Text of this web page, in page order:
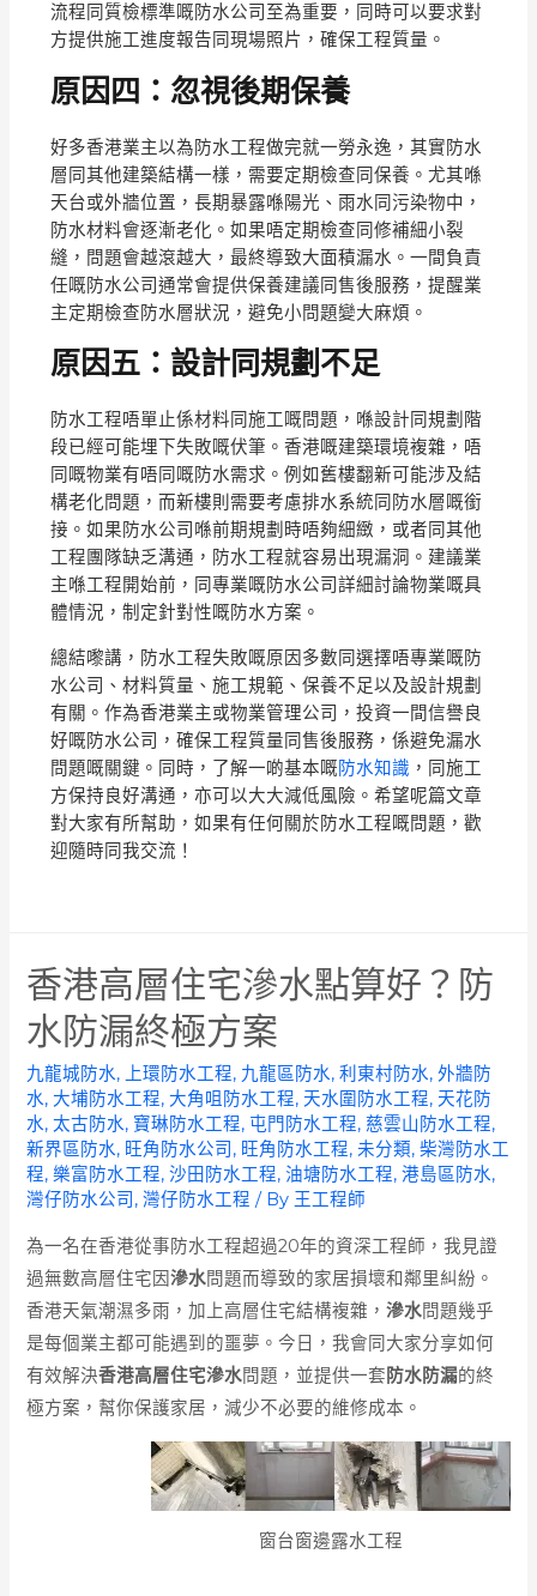
流程同質檢標準嘅防水公司至為重要，同時可以要求對
方提供施工進度報告同現場照片，確保工程質量。
原因四：忽視後期保養
好多香港業主以為防水工程做完就一勞永逸，其實防水
層同其他建築結構一樣，需要定期檢查同保養。尤其喺
天台或外牆位置，長期暴露喺陽光、雨水同污染物中，
防水材料會逐漸老化。如果唔定期檢查同修補細小裂
縫，問題會越滾越大，最終導致大面積漏水。一間負責
任嘅防水公司通常會提供保養建議同售後服務，提醒業
主定期檢查防水層狀況，避免小問題變大麻煩。
原因五：設計同規劃不足
防水工程唔單止係材料同施工嘅問題，喺設計同規劃階
段已經可能埋下失敗嘅伏筆。香港嘅建築環境複雜，唔
同嘅物業有唔同嘅防水需求。例如舊樓翻新可能涉及結
構老化問題，而新樓則需要考慮排水系統同防水層嘅銜
接。如果防水公司喺前期規劃時唔夠細緻，或者同其他
工程團隊缺乏溝通，防水工程就容易出現漏洞。建議業
主喺工程開始前，同專業嘅防水公司詳細討論物業嘅具
體情況，制定針對性嘅防水方案。
總結嚟講，防水工程失敗嘅原因多數同選擇唔專業嘅防
水公司、材料質量、施工規範、保養不足以及設計規劃
有關。作為香港業主或物業管理公司，投資一間信譽良
好嘅防水公司，確保工程質量同售後服務，係避免漏水
問題嘅關鍵。同時，了解一啲基本嘅 防水知識 ，同施工
方保持良好溝通，亦可以大大減低風險。希望呢篇文章
對大家有所幫助，如果有任何關於防水工程嘅問題，歡
迎隨時同我交流！
香港高層住宅滲水點算好？防
水防漏終極方案
九龍城防水, 上環防水工程, 九龍區防水,利東村防水,外牆防
水,大埔防水工程,大角咀防水工程, 天水圍防水工程, 天花防
水,太古防水, 寶琳防水工程, 屯門防水工程,慈雲山防水工程,
新界區防水, 旺角防水公司 , 旺角防水工程,未分類,柴灣防水工
程,樂富防水工程,沙田防水工程,油塘防水工程,港島區防水,
灣仔防水公司 ,灣仔防水工程 / By 王工程師
為一名在香港從事防水工程超過20年的資深工程師，我見證
過無數高層住宅因滲水問題而導致的家居損壞和鄰里糾紛。
香港天氣潮濕多雨，加上高層住宅結構複雜，滲水問題幾乎
是每個業主都可能遇到的噩夢。今日，我會同大家分享如何
有效解決香港高層住宅滲水問題，並提供一套防水防漏的終
極方案，幫你保護家居，減少不必要的維修成本。
窗台窗邊露水工程